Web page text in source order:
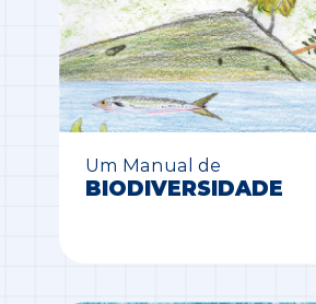
Um Manual de
BIODIVERSIDADE